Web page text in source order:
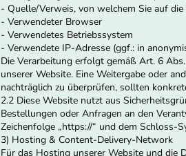
- Quelle/Verweis, von welchem Sie auf die
- Verwendeter Browser
- Verwendetes Betriebssystem
- Verwendete IP-Adresse (ggf.: in
Die Verarbeitung erfolgt gemäß Art. 6
unserer Website. Eine Weitergabe oder
nachträglich zu überprüfen, sollten
2.2 Diese Website nutzt aus
Bestellungen oder Anfragen an den
Zeichenfolge „https://“ und dem Schloss-
3) Hosting & Content-Delivery-Network
Für das Hosting unserer Website und die